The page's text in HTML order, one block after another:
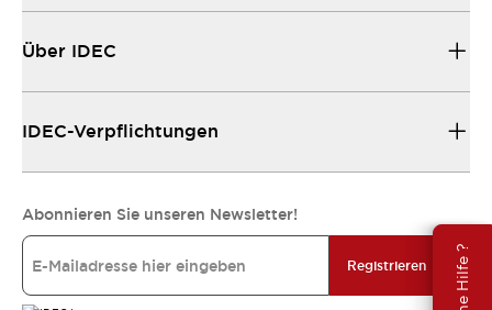
Über IDEC
IDEC-Verpflichtungen
Abonnieren Sie unseren Newsletter!
Registrieren